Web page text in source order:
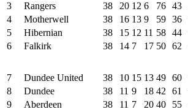
3
Rangers 38 20 12 6 76 43
4
Motherwell 38 16 13 9 59 36
5
Hibernian 38 15 12 11 58 44
6
Falkirk 38 14 7 17 50 62
7 Dundee United 38 10 15 13 49 60
8
Dundee 38 11 9 18 42 61
9
Aberdeen 38 11 7 20 40 55